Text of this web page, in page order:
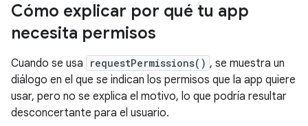
Cómo explicar por qué tu app
necesita permisos
Cuando se usa requestPermissions() , se muestra un
diálogo en el que se indican los permisos que la app quiere
usar, pero no se explica el motivo, lo que podría resultar
desconcertante para el usuario.